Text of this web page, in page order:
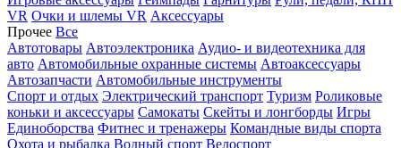
VR Очки и шлемы VR Аксессуары
Прочее Все
Автотовары Автоэлектроника Аудио- и видеотехника для
авто Автомобильные охранные системы Автоаксессуары
Автозапчасти Автомобильные инструменты
Спорт и отдых Электрический транспорт Туризм Роликовые
коньки и аксессуары Самокаты Скейты и лонгборды Игры
Единоборства Фитнес и тренажеры Командные виды спорта
Охота и рыбалка Водный спорт Велоспорт